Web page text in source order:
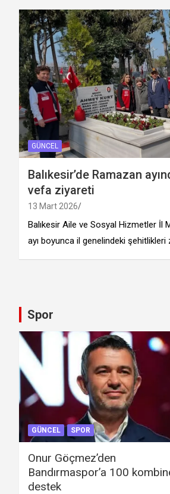
GÜNCEL
Balıkesir’de Ramazan
vefa ziyareti
13 Mart 2026
Balıkesir Aile ve Sosyal Hizmetler İl
ayı boyunca il genelindeki
Spor
GÜNCEL SPOR
Onur Göçmez’den
Bandırmaspor’a 100
destek